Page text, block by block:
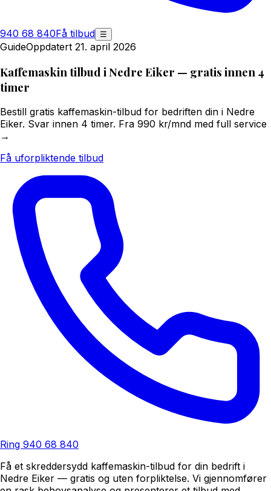
940 68 840Få tilbud ☰
GuideOppdatert 21. april 2026
Kaffemaskin tilbud i Nedre Eiker — gratis innen 4
timer
Bestill gratis kaffemaskin-tilbud for bedriften din i Nedre
Eiker. Svar innen 4 timer. Fra 990 kr/mnd med full service
→
Få uforpliktende tilbud
Ring 940 68 840
Få et skreddersydd kaffemaskin-tilbud for din bedrift i
Nedre Eiker — gratis og uten forpliktelse. Vi gjennomfører